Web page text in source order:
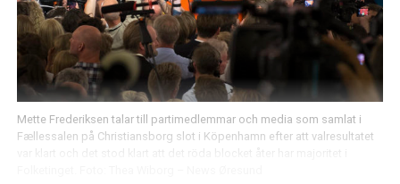
Mette Frederiksen talar till partimedlemmar och media som samlat i
Fællessalen på Christiansborg slot i Köpenhamn efter att valresultatet